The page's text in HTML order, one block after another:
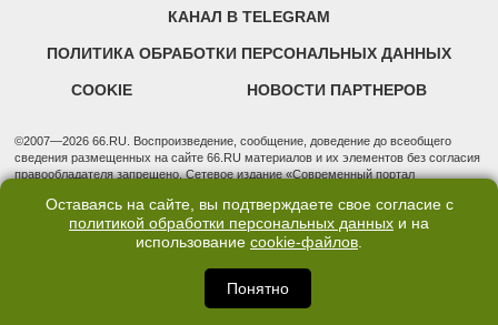
КАНАЛ В TELEGRAM
ПОЛИТИКА ОБРАБОТКИ ПЕРСОНАЛЬНЫХ ДАННЫХ
COOKIE НОВОСТИ ПАРТНЕРОВ
©2007—2026 66.RU. Воспроизведение, сообщение, доведение до всеобщего
сведения размещенных на сайте 66.RU материалов и их элементов без согласия
правообладателя запрещено. Сетевое издание «Современный портал
надзору в сфере связи, информационных технологий и массовых коммуникаций
(Роскомнадзор). Регистрационный номер ЭЛ № ФС 77 - 76634 от 02.09.2019
Учредитель: Общество с ограниченной ответственностью "66.ру". Юридический
3, оф. 7015 Фактический адрес редакции и отдела продаж: 620014, Свердловская
обл., г. Екатеринбург, ул. Бориса Ельцина, д. 3, оф. 7015, +7 (343) 288-50-66
info@news.66.ru Главный редактор: Шлыков Дмитрий Владимирович
Оставаясь на сайте, вы подтверждаете свое согласие с
политикой обработки персональных данных и на
использование cookie-файлов.
Понятно